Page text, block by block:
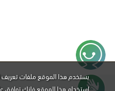
يستخدم هذا الموقع ملفات تعريف
استخدام هذا الموقع فإنك توافق